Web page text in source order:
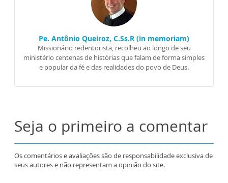
Pe. Antônio Queiroz, C.Ss.R (in memoriam)
Missionário redentorista, recolheu ao longo de seu
ministério centenas de histórias que falam de forma simples
e popular da fé e das realidades do povo de Deus.
Seja o primeiro a comentar
Os comentários e avaliações são de responsabilidade exclusiva de
seus autores e não representam a opinião do site.